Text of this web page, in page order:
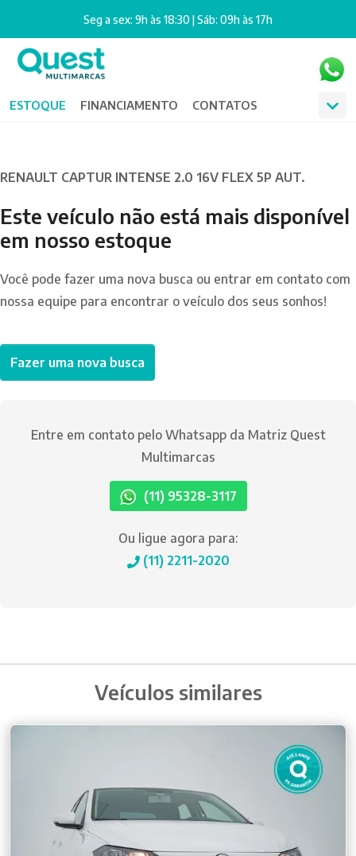
Seg a sex: 9h às 18:30 | Sáb: 09h às 17h
ESTOQUE FINANCIAMENTO CONTATOS
RENAULT CAPTUR INTENSE 2.0 16V FLEX 5P AUT.
Este veículo não está mais disponível
em nosso estoque
Você pode fazer uma nova busca ou entrar em contato com
nossa equipe para encontrar o veículo dos seus sonhos!
Fazer uma nova busca
Entre em contato pelo Whatsapp da Matriz Quest
Multimarcas
(11) 95328-3117
Ou ligue agora para:
(11) 2211-2020
Veículos similares